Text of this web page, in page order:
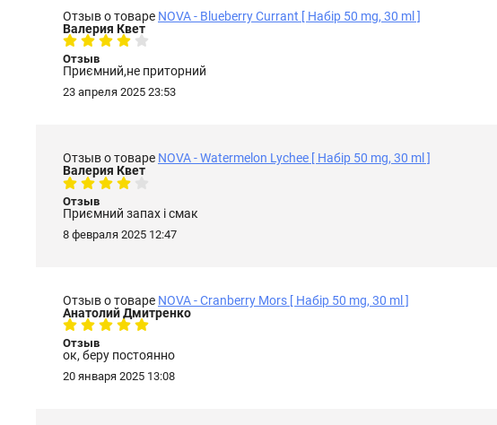
Отзыв о товаре NOVA - Blueberry Currant [ Набір 50 mg, 30 ml ]
Валерия Квет
Отзыв
Приємний,не приторний
23 апреля 2025 23:53
Отзыв о товаре NOVA - Watermelon Lychee [ Набір 50 mg, 30 ml ]
Валерия Квет
Отзыв
Приємний запах і смак
8 февраля 2025 12:47
Отзыв о товаре NOVA - Cranberry Mors [ Набір 50 mg, 30 ml ]
Анатолий Дмитренко
Отзыв
ок, беру постоянно
20 января 2025 13:08